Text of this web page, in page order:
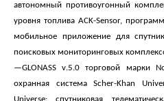
автономный противоугонный
уровня топлива ACK-Sensor,
мобильное приложение для
поисковых мониторинговых
—GLONASS v.5.0 торговой марки
охранная система Scher-Khan